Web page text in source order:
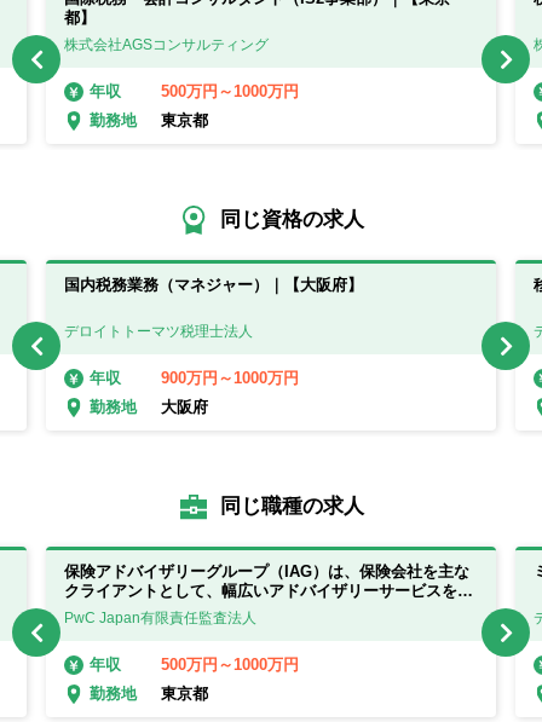
都】
株式会社AGSコンサルティング
年収
500万円～1000万円
勤務地
東京都
同じ資格の求人
国内税務業務（マネジャー）｜【大阪府】
デロイトトーマツ税理士法人
年収
900万円～1000万円
勤務地
大阪府
同じ職種の求人
保険アドバイザリーグループ（IAG）は、保険会社を主な
クライアントとして、幅広いアドバイザリーサービスを提
供しています◎
PwC Japan有限責任監査法人
年収
500万円～1000万円
勤務地
東京都